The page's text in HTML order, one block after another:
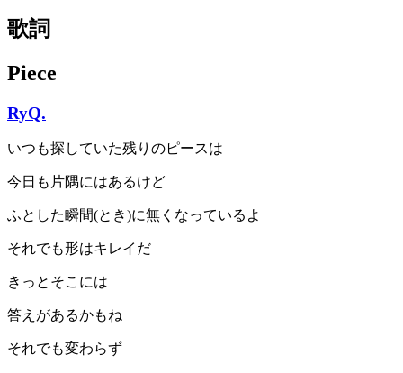
歌詞
Piece
RyQ.
いつも探していた残りのピースは
今日も片隅にはあるけど
ふとした瞬間(とき)に無くなっているよ
それでも形はキレイだ
きっとそこには
答えがあるかもね
それでも変わらず